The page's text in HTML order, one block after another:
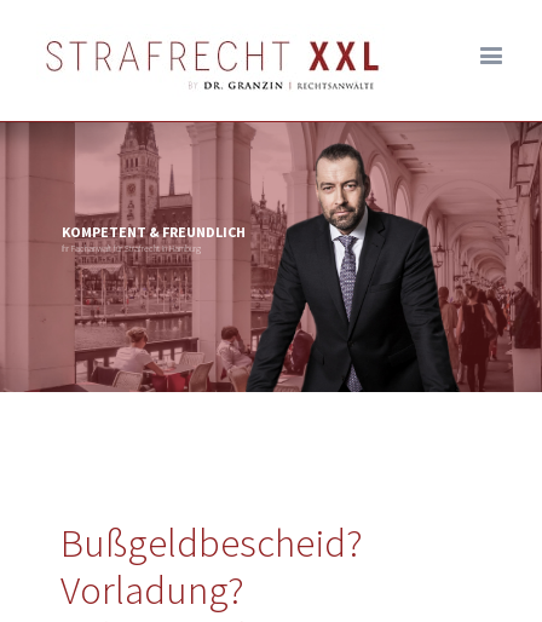
KOMPETENT & FREUNDLICH
Ihr Fachanwalt für Strafrecht in Hamburg
Bußgeldbescheid?
Vorladung?